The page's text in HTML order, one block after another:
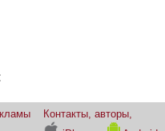
Контакты, авторы,